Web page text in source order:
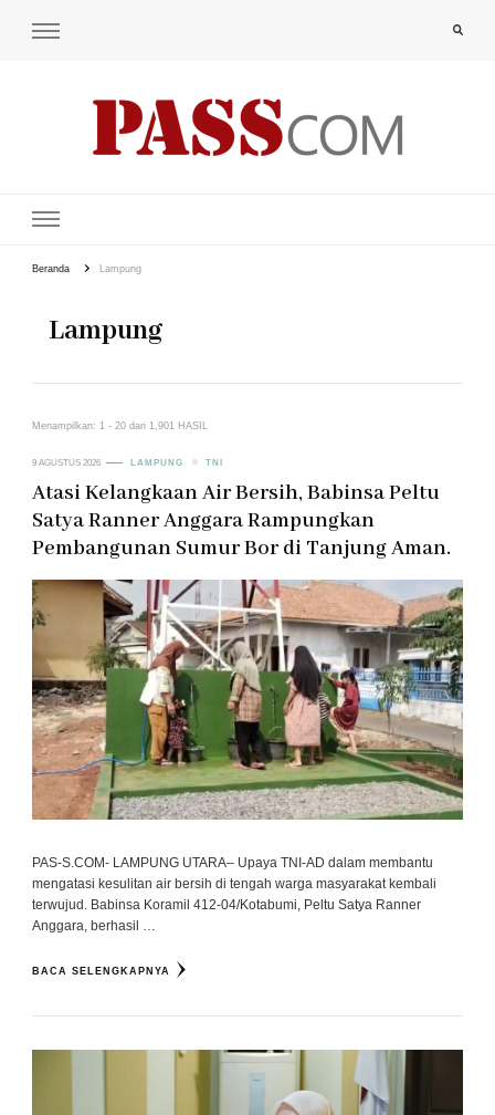
Beranda Lampung
Lampung
Menampilkan: 1 - 20 dari 1,901 HASIL
9 AGUSTUS 2026 LAMPUNG TNI
Atasi Kelangkaan Air Bersih, Babinsa Peltu
Satya Ranner Anggara Rampungkan
Pembangunan Sumur Bor di Tanjung Aman.
PAS-S.COM- LAMPUNG UTARA– Upaya TNI-AD dalam membantu
mengatasi kesulitan air bersih di tengah warga masyarakat kembali
terwujud. Babinsa Koramil 412-04/Kotabumi, Peltu Satya Ranner
Anggara, berhasil …
BACA SELENGKAPNYA